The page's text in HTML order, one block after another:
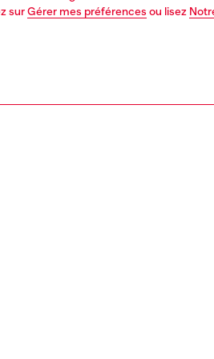
surGérer mes préférences ou lisez